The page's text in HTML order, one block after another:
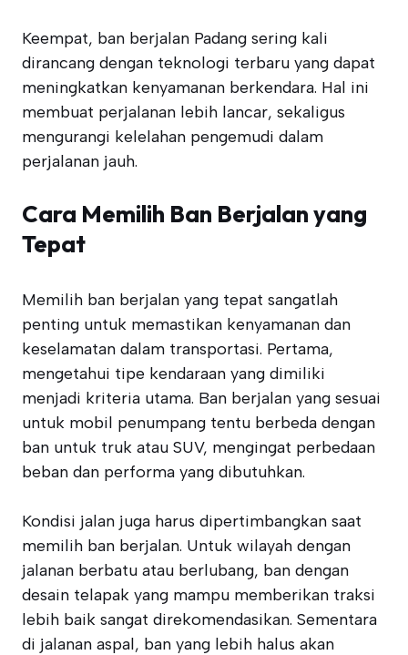
Keempat, ban berjalan Padang sering kali
dirancang dengan teknologi terbaru yang dapat
meningkatkan kenyamanan berkendara. Hal ini
membuat perjalanan lebih lancar, sekaligus
mengurangi kelelahan pengemudi dalam
perjalanan jauh.
Cara Memilih Ban Berjalan yang
Tepat
Memilih ban berjalan yang tepat sangatlah
penting untuk memastikan kenyamanan dan
keselamatan dalam transportasi. Pertama,
mengetahui tipe kendaraan yang dimiliki
menjadi kriteria utama. Ban berjalan yang sesuai
untuk mobil penumpang tentu berbeda dengan
ban untuk truk atau SUV, mengingat perbedaan
beban dan performa yang dibutuhkan.
Kondisi jalan juga harus dipertimbangkan saat
memilih ban berjalan. Untuk wilayah dengan
jalanan berbatu atau berlubang, ban dengan
desain telapak yang mampu memberikan traksi
lebih baik sangat direkomendasikan. Sementara
di jalanan aspal, ban yang lebih halus akan